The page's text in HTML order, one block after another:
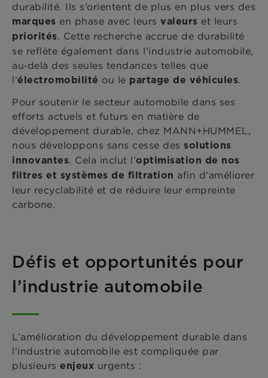
durabilité. Ils s’orientent de plus en plus vers des
marques en phase avec leurs valeurs et leurs
priorités. Cette recherche accrue de durabilité
se reflète également dans l’industrie automobile,
au‑delà des seules tendances telles que
l’électromobilité ou le partage de véhicules.
Pour soutenir le secteur automobile dans ses
efforts actuels et futurs en matière de
développement durable, chez MANN+HUMMEL,
nous développons sans cesse des solutions
innovantes. Cela inclut l’optimisation de nos
filtres et systèmes de filtration afin d’améliorer
leur recyclabilité et de réduire leur empreinte
carbone.
Défis et opportunités pour
l’industrie automobile
L’amélioration du développement durable dans
l’industrie automobile est compliquée par
plusieurs enjeux urgents :